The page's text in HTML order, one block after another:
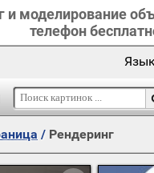
и моделирование
телефон
/ Рендеринг